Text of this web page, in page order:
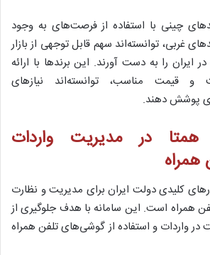
چینی با استفاده از فرصت‌های به وجود
غربی، توانسته‌اند سهم قابل توجهی از بازار
ایران را به دست آورند. این برندها با ارائه
قیمت مناسب، توانسته‌اند نیازهای
پوشش دهند.
در مدیریت واردات
کلیدی دولت ایران برای مدیریت و نظارت
همراه است. این سامانه با هدف جلوگیری از
واردات و استفاده از گوشی‌های تلفن همراه